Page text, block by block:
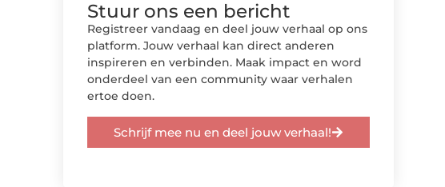
Stuur ons een bericht
Registreer vandaag en deel jouw verhaal op ons
platform. Jouw verhaal kan direct anderen
inspireren en verbinden. Maak impact en word
onderdeel van een community waar verhalen
ertoe doen.
Schrijf mee nu en deel jouw verhaal!